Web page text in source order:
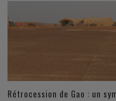
Rétrocession de Gao : un